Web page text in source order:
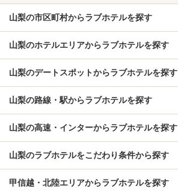
山梨の市区町村からラブホテルを探す
山梨のホテルエリアからラブホテルを探す
山梨のデートスポットからラブホテルを探す
山梨の路線・駅からラブホテルを探す
山梨の高速・インターからラブホテルを探す
山梨のラブホテルをこだわり条件から探す
甲信越・北陸エリアからラブホテルを探す